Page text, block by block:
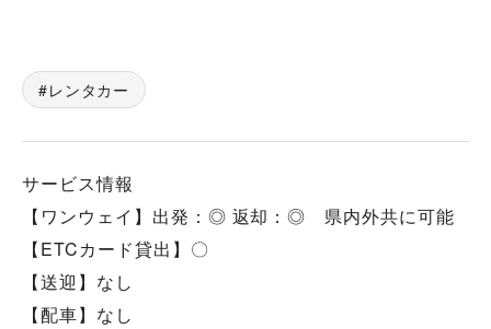
レンタカー
サービス情報
【ワンウェイ】出発：◎ 返却：◎ 県内外共に可能
【ETCカード貸出】〇
【送迎】なし
【配車】なし